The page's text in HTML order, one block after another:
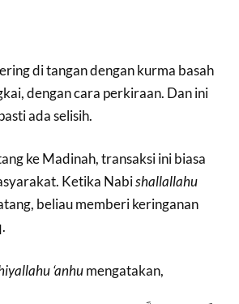
di tangan dengan kurma basah
dengan cara perkiraan. Dan ini
ada selisih.
ke Madinah, transaksi ini biasa
Ketika Nabishallallahu
beliau memberi keringanan
‘anhumengatakan,